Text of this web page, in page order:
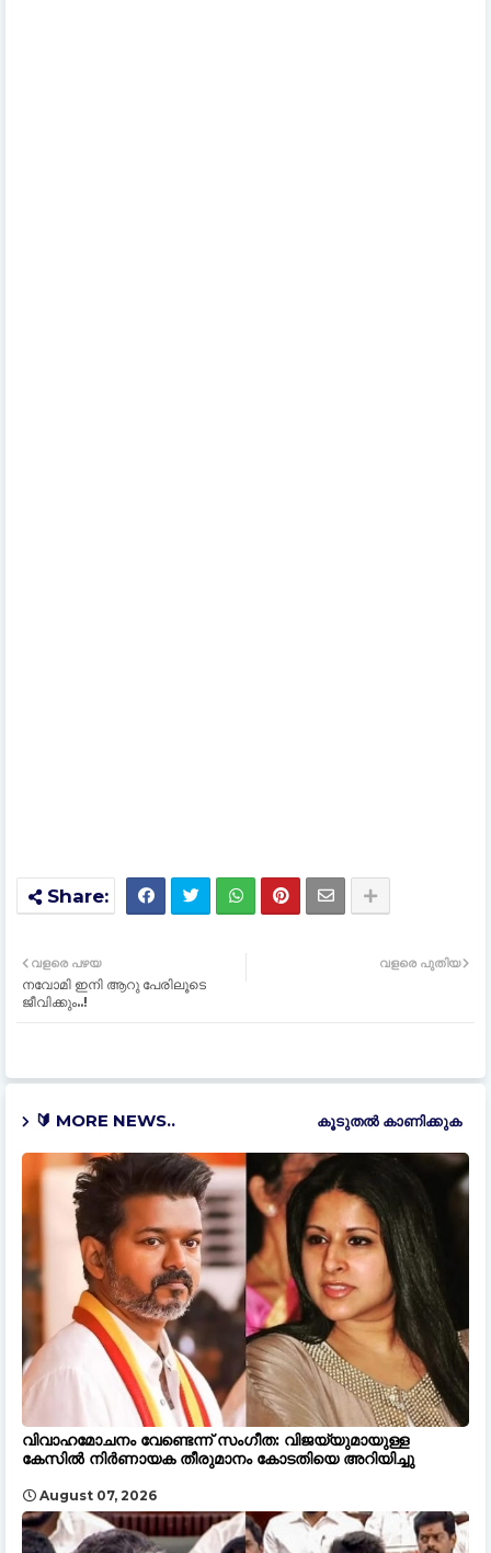
വളരെ പുതിയ
വളരെ പഴയ
നവോമി ഇനി ആറു പേരിലൂടെ
ജീവിക്കും..!
🔰 MORE NEWS.. കൂടുതൽ‍ കാണിക്കുക
വിവാഹമോചനം വേണ്ടെന്ന് സംഗീത: വിജയ്‌യുമായുള്ള
കേസിൽ നിർണായക തീരുമാനം കോടതിയെ അറിയിച്ചു
August 07, 2026